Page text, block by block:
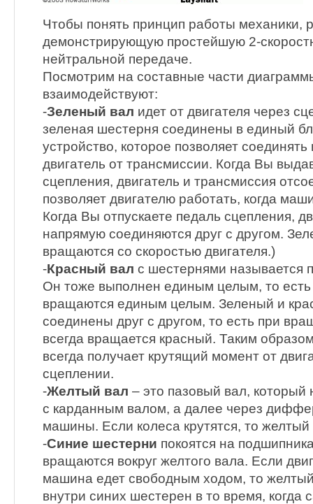
Чтобы понять принцип работы механики,
демонстрирующую простейшую 2-
нейтральной передаче.
Посмотрим на составные части
взаимодействуют:
-Зеленый вал идет от двигателя через
зеленая шестерня соединены в единый
устройство, которое позволяет соединять
двигатель от трансмиссии. Когда Вы
сцепления, двигатель и трансмиссия
позволяет двигателю работать, когда
Когда Вы отпускаете педаль сцепления,
напрямую соединяются друг с другом.
вращаются со скоростью двигателя.)
-Красный вал с шестернями называется
Он тоже выполнен единым целым, то
вращаются единым целым. Зеленый и
соединены друг с другом, то есть при
всегда вращается красный. Таким
всегда получает крутящий момент от
сцеплении.
-Желтый вал – это пазовый вал, который
с карданным валом, а далее через
машины. Если колеса крутятся, то
-Синие шестерни покоятся на
вращаются вокруг желтого вала. Если
машина едет свободным ходом, то
внутри синих шестерен в то время, когда